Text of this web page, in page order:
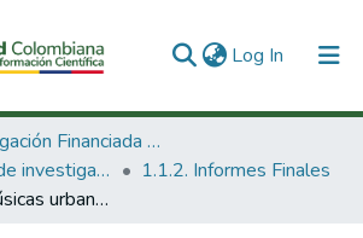
Log In (current)
1. Investigación Financiada con Recursos Públicos
1.1 Productos de investigación
1.1.2. Informes Finales
Universidad, músicas urbanas, pedagogía y cotidianidad :una etnografía en los territorios musicales urbanos de los estudiantes de la Facultad de Bellas Artes de la Universidad Pedagógica Nacional